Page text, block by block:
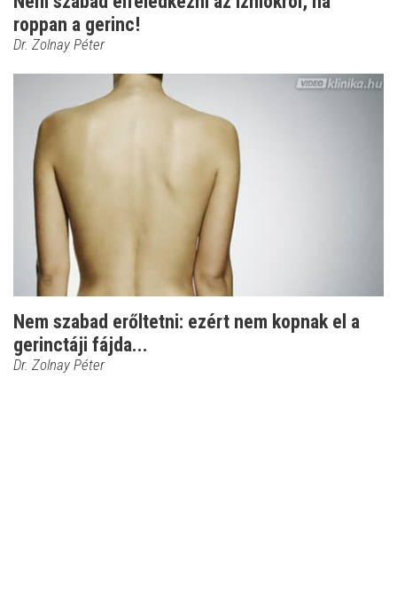
roppan a gerinc!
Dr. Zolnay Péter
Nem szabad erőltetni: ezért nem kopnak el a
gerinctáji fájda...
Dr. Zolnay Péter